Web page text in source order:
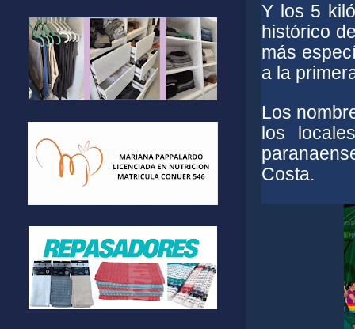
Y los 5
histórico
más
a la
Los
los
Costa.